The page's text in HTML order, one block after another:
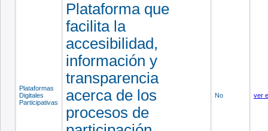
Plataformas
Digitales
Participativas
Plataforma que
facilita la
accesibilidad,
información y
transparencia
acerca de los
procesos de
No ver